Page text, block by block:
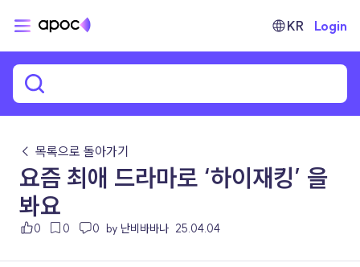
KR Login
← 목록으로 돌아가기
요즘 최애 드라마로 ‘하이재킹’ 을
봐요
0 0 0 by 난비바바나 25.04.04